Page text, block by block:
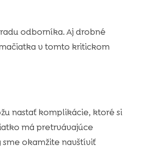
odborníka. Aj drobné
v tomto kritickom
nastať komplikácie, ktoré si
má pretrvávajúce
sme okamžite navštíviť